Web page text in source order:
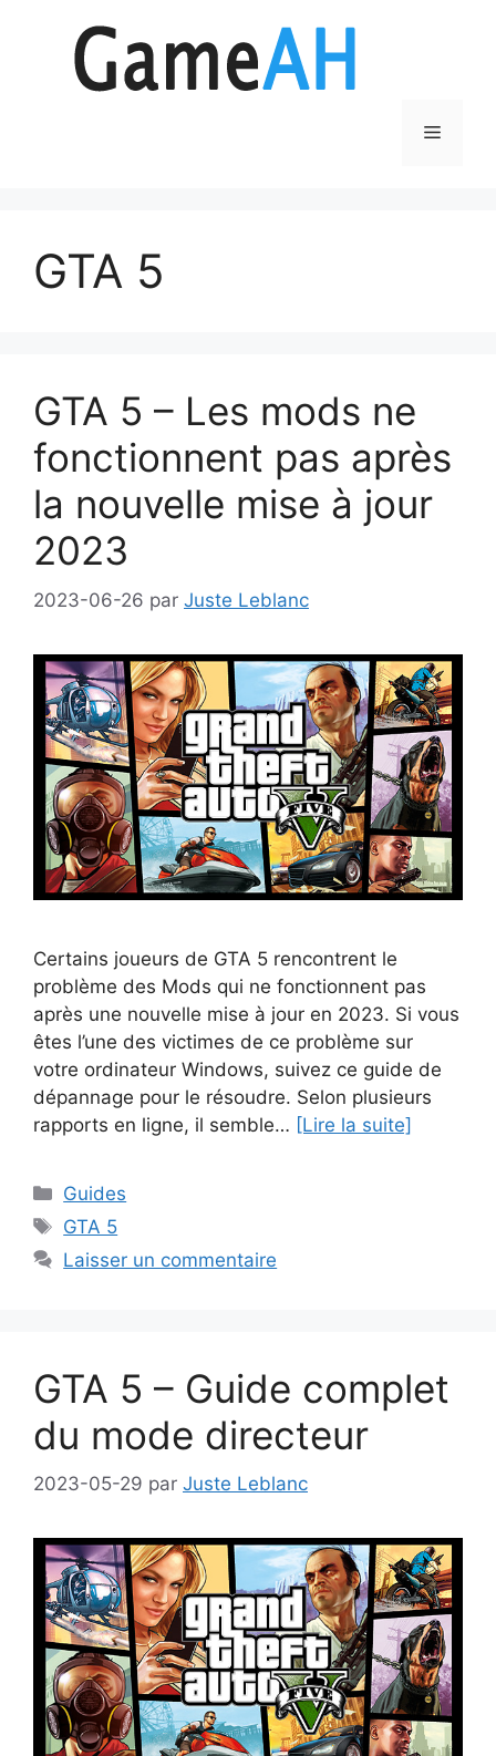
Menu
GTA 5
GTA 5 – Les mods ne
fonctionnent pas après
la nouvelle mise à jour
2023
2023-06-26 par Juste Leblanc
Certains joueurs de GTA 5 rencontrent le
problème des Mods qui ne fonctionnent pas
après une nouvelle mise à jour en 2023. Si vous
êtes l’une des victimes de ce problème sur
votre ordinateur Windows, suivez ce guide de
dépannage pour le résoudre. Selon plusieurs
rapports en ligne, il semble… [Lire la suite]
Catégories
Guides
Étiquettes
GTA 5
Laisser un commentaire
GTA 5 – Guide complet
du mode directeur
2023-05-29 par Juste Leblanc